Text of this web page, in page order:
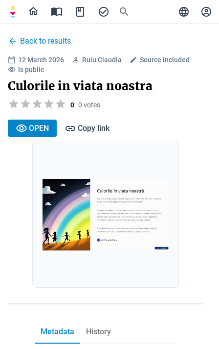
Back to results
12 March 2026 Ruiu Claudia
Source included
Is public
Culorile in viata noastra
0 0 votes
OPEN Copy link
Metadata History